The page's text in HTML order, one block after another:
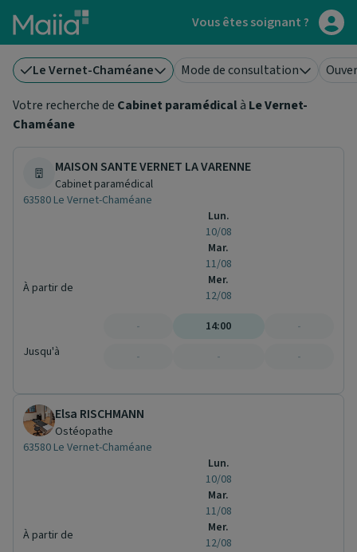
Aller au contenu principal Vous êtes soignant ?
Le Vernet-Chaméane Mode de consultation
Votre recherche de Cabinet paramédicalà Le Vernet-
Chaméane
MAISON SANTE VERNET LA VARENNE
Cabinet paramédical
63580 Le Vernet-Chaméane
À partir de
Jusqu'à
Lun.
10/08
Mar.
11/08
Mer.
12/08
-
-
14:00
-
-
-
Elsa RISCHMANN
Ostéopathe
63580 Le Vernet-Chaméane
À partir de
Lun.
10/08
Mar.
11/08
Mer.
12/08